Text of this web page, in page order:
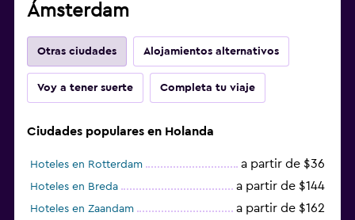
Ámsterdam
Otras ciudades Alojamientos alternativos
Voy a tener suerte Completa tu viaje
Ciudades populares en Holanda
Hoteles en Rotterdam a partir de $36
Hoteles en Breda a partir de $144
Hoteles en Zaandam a partir de $162